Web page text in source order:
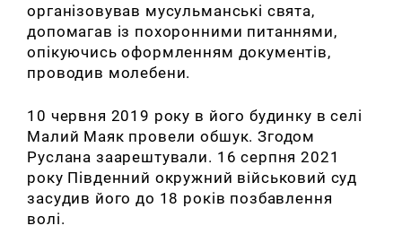
організовував мусульманські свята,
допомагав із похоронними питаннями,
опікуючись оформленням документів,
проводив молебени.
10 червня 2019 року в його будинку в селі
Малий Маяк провели обшук. Згодом
Руслана заарештували. 16 серпня 2021
року Південний окружний військовий суд
засудив його до 18 років позбавлення
волі.